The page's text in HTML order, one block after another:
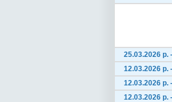
25.03.2026 р.
12.03.2026 р.
12.03.2026 р.
12.03.2026 р.